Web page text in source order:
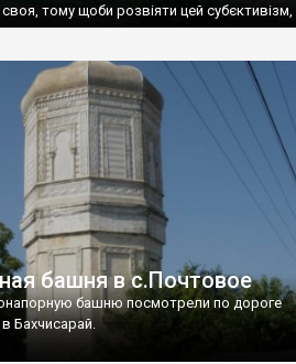
тому щоби розвіяти цей субєктивізм,
це
башня в с.Почтовое
башню посмотрели по дороге
Бахчисарай.